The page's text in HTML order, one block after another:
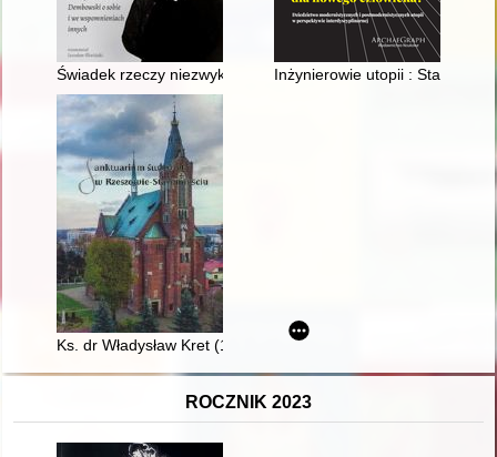
Świadek rzeczy niezwykłych : biskup Bronisław Dembowski o
Inżynierowie utopii : Stanisław
Ks. dr Władysław Kret (1956-2021) - kościelny historyk
ROCZNIK 2023